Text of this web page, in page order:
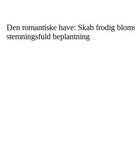
Den romantiske have: Skab frodig
stemningsfuld beplantning